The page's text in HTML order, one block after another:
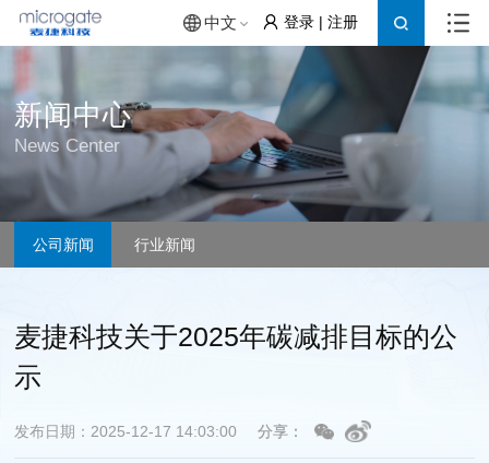
中文 登录| 注册
新闻中心
News Center
公司新闻 行业新闻
麦捷科技关于2025年碳减排目标的公
示
发布日期：2025-12-17 14:03:00 分享：